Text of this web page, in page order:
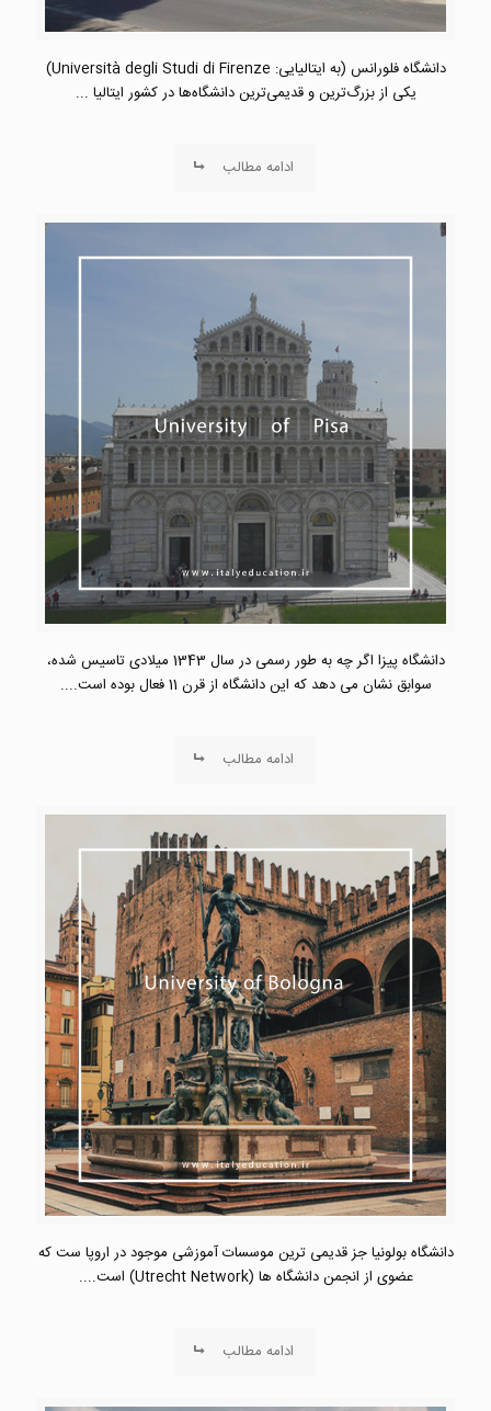
دانشگاه فلورانس (به ایتالیایی: Università degli Studi di Firenze)
یکی از بزرگ‌ترین و قدیمی‌ترین دانشگاه‌ها در کشور ایتالیا ...
ادامه مطالب
دانشگاه پیزا اگر چه به طور رسمی در سال 1343 میلادی تاسیس شده،
سوابق نشان می دهد که این دانشگاه از قرن 11 فعال بوده است....
ادامه مطالب
دانشگاه بولونیا جز قدیمی ترین موسسات آموزشی موجود در اروپا ست که
عضوی از انجمن دانشگاه ها (Utrecht Network) است....
ادامه مطالب